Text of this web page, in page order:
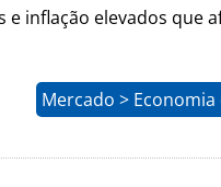
inflação elevados que
Mercado > Economia